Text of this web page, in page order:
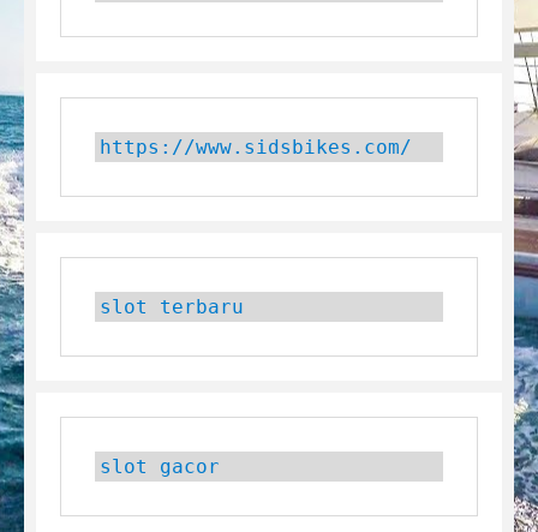
https://www.sidsbikes.com/
slot terbaru
slot gacor